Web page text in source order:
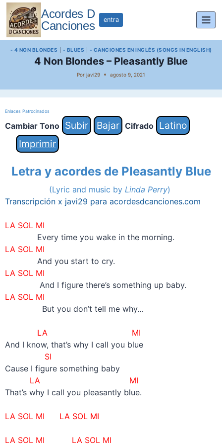
Saltar
contenido
Acordes D
Canciones
entra
- 4 NON BLONDES - BLUES - CANCIONES EN INGLÉS (SONGS IN ENGLISH)
4 Non Blondes – Pleasantly Blue
Por javi29 agosto 9, 2021
Enlaces Patrocinados
Cambiar Tono Subir Bajar Cifrado
Latino
Imprimir
Letra y acordes de Pleasantly Blue
(Lyric and music by Linda Perry)
Transcripción x javi29 para acordesdcanciones.com
LA SOL MI
Every time you wake in the morning.
LA SOL MI
And you start to cry.
LA SOL MI
And I figure there’s something up baby.
LA SOL MI
But you don’t tell me why…
LA
MI
And I know, that’s why I call you blue
SI
Cause I figure something baby
LA
MI
That’s why I call you pleasantly blue.
LA SOL MI LA SOL MI
LA SOL MI LA SOL MI